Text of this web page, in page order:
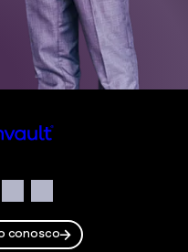
TwitterYouTube
conosco